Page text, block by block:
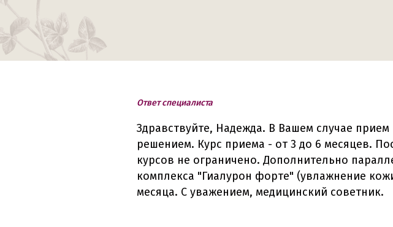
Ответ специалиста
Здравствуйте, Надежда. В Вашем случае
решением. Курс приема - от 3 до 6 месяцев.
курсов не ограничено. Дополнительно
комплекса "Гиалурон форте" (увлажнение
месяца. С уважением, медицинский советник.